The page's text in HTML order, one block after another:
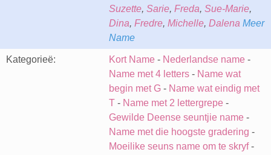
Suzette, Sarie, Freda, Sue-Marie,
Dina, Fredre, Michelle, Dalena Meer
Name
Kategorieë: Kort Name - Nederlandse name -
Name met 4 letters - Name wat
begin met G - Name wat eindig met
T - Name met 2 lettergrepe -
Gewilde Deense seuntjie name -
Name met die hoogste gradering -
Moeilike seuns name om te skryf-